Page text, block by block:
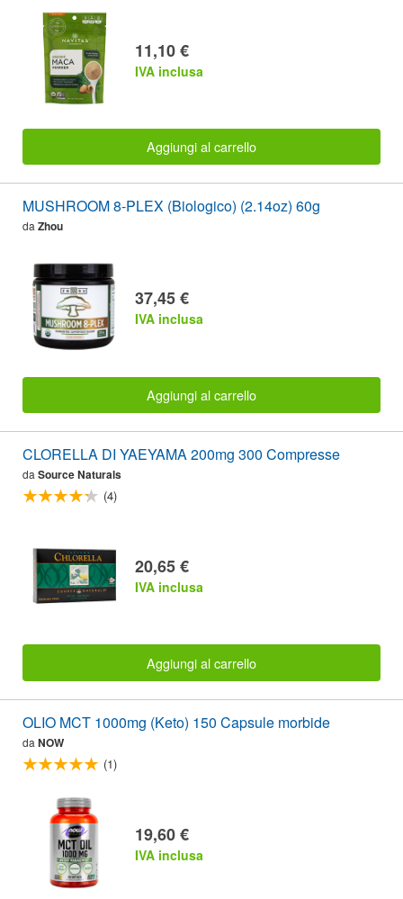
11,10 €
IVA inclusa
Aggiungi al carrello
MUSHROOM 8-PLEX (Biologico) (2.14oz) 60g
da Zhou
37,45 €
IVA inclusa
Aggiungi al carrello
CLORELLA DI YAEYAMA 200mg 300 Compresse
da Source Naturals
(4)
20,65 €
IVA inclusa
Aggiungi al carrello
OLIO MCT 1000mg (Keto) 150 Capsule morbide
da NOW
(1)
19,60 €
IVA inclusa